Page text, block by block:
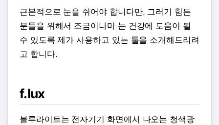
근본적으로 눈을 쉬어야 합니다만, 그러기 힘든
분들을 위해서 조금이나마 눈 건강에 도움이 될
수 있도록 제가 사용하고 있는 툴을 소개해드리려
고 합니다.
f.lux
블루라이트는 전자기기 화면에서 나오는 청색광